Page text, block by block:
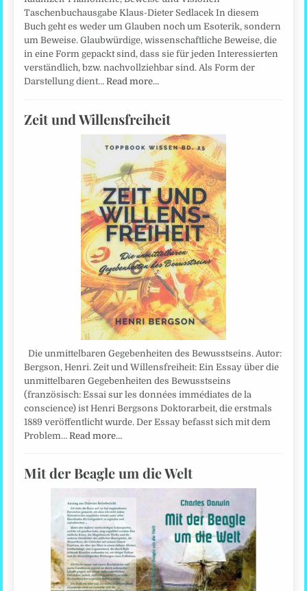
Taschenbuchausgabe Klaus-Dieter Sedlacek In diesem
Buch geht es weder um Glauben noch um Esoterik, sondern
um Beweise. Glaubwürdige, wissenschaftliche Beweise, die
in eine Form gepackt sind, dass sie für jeden Interessierten
verständlich, bzw. nachvollziehbar sind. Als Form der
Darstellung dient…Read more…
Zeit und Willensfreiheit
Die unmittelbaren Gegebenheiten des Bewusstseins. Autor:
Bergson, Henri. Zeit und Willensfreiheit: Ein Essay über die
unmittelbaren Gegebenheiten des Bewusstseins
(französisch: Essai sur les données immédiates de la
conscience) ist Henri Bergsons Doktorarbeit, die erstmals
1889 veröffentlicht wurde. Der Essay befasst sich mit dem
Problem…Read more…
Mit der Beagle um die Welt